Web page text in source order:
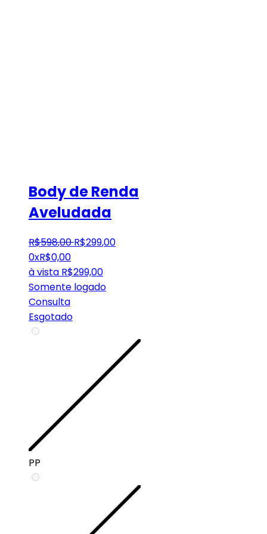
Body de Renda
Aveludada
R$598,00 R$299,00
0xR$0,00
à vista R$299,00
Somente logado
Consulta
Esgotado
PP